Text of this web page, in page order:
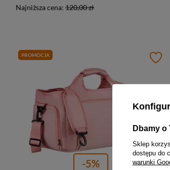
Najniższa cena: 120,00 zł
PROMOCJA
-5%
Dbamy o
Sklep
dostępu do
warunki